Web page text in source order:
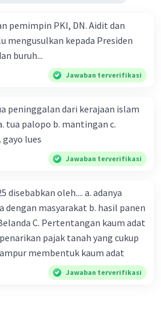
bagian dari sejarah dan
selama berabad-abad. Islam
pengaruh yang besar
budaya, maupun politik.
Iklan
masuk ke Indonesia pada
Perdagangan maritim menjadi
agama ini. Pedagang-
dari berbagai wilayah, seperti
Timur Tengah, datang ke
pemimpin PKI, DN. Aidit dan
mengusulkan kepada Presiden
buruh...
Jawaban terverifikasi
peninggalan dari kerajaan islam
d. al-halal e. gayo lues
Jawaban terverifikasi
disebabkan oleh.... a. adanya
masyarakat b. hasil panen
C. Pertentangan kaum adat
pajak tanah yang cukup
membentuk kaum adat
Jawaban terverifikasi